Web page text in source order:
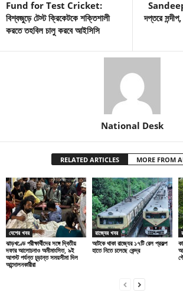
Fund for Test Cricket:
বিশ্বজুড়ে টেস্ট ক্রিকেটকে শক্তিশালী
করতে তহবিল চালু করবে আইসিসি
দপ্তরে সন্দীপ,
National Desk
RELATED ARTICLES MORE FROM
দেশের খবর
ঝাড়খণ্ডে পরীক্ষার্থীদের সঙ্গে দ্বিতীয়
দফার আলোচনাও অমীমাংসিত, ৯ই
আগস্ট পর্যন্ত চূড়ান্ত সময়সীমা দিল
আন্দোলনকারীরা
রাজ্যের খবর
আটকে থাকা রাজ্যের ১৭টি রেল প্রকল্প
হাতে নিতে চলেছে কেন্দ্র